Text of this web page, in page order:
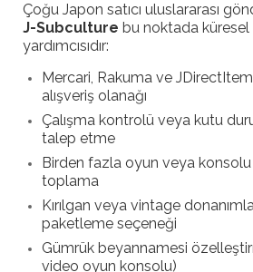
Çoğu Japon satıcı uluslararası
J-Subculture bu noktada küresel
yardımcısıdır:
Mercari, Rakuma ve
alışveriş olanağı
Çalışma kontrolü veya kutu
talep etme
Birden fazla oyun veya
toplama
Kırılgan veya vintage
paketleme seçeneği
Gümrük beyannamesi
video oyun konsolu)